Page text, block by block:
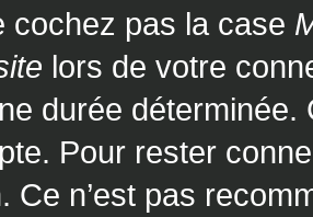
cochez pas la case
lors de votre
durée déterminée.
Pour rester
Ce n’est pas